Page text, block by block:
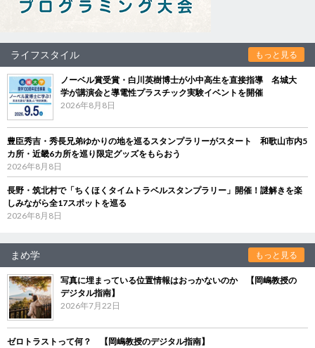
ライフスタイル もっと見る
ノーベル賞受賞・白川英樹博士が小中高生を直接指導 名城大
学が講演会と導電性プラスチック実験イベントを開催
2026年8月8日
豊臣秀吉・秀長兄弟ゆかりの地を巡るスタンプラリーがスタート 和歌山市内5
カ所・近畿6カ所を巡り限定グッズをもらおう
2026年8月8日
長野・筑北村で「ちくほくタイムトラベルスタンプラリー」開催！謎解きを楽
しみながら全17スポットを巡る
2026年8月8日
まめ学 もっと見る
写真に埋まっている位置情報はおっかないのか 【岡嶋教授の
デジタル指南】
2026年7月22日
ゼロトラストって何？ 【岡嶋教授のデジタル指南】